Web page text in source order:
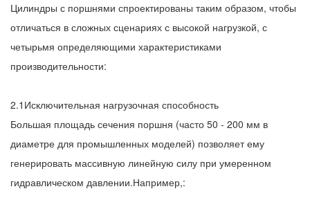
Цилиндры с поршнями спроектированы таким образом, чтобы
отличаться в сложных сценариях с высокой нагрузкой, с
четырьмя определяющими характеристиками
производительности:
2.1Исключительная нагрузочная способность
Большая площадь сечения поршня (часто 50 - 200 мм в
диаметре для промышленных моделей) позволяет ему
генерировать массивную линейную силу при умеренном
гидравлическом давлении.Например,: